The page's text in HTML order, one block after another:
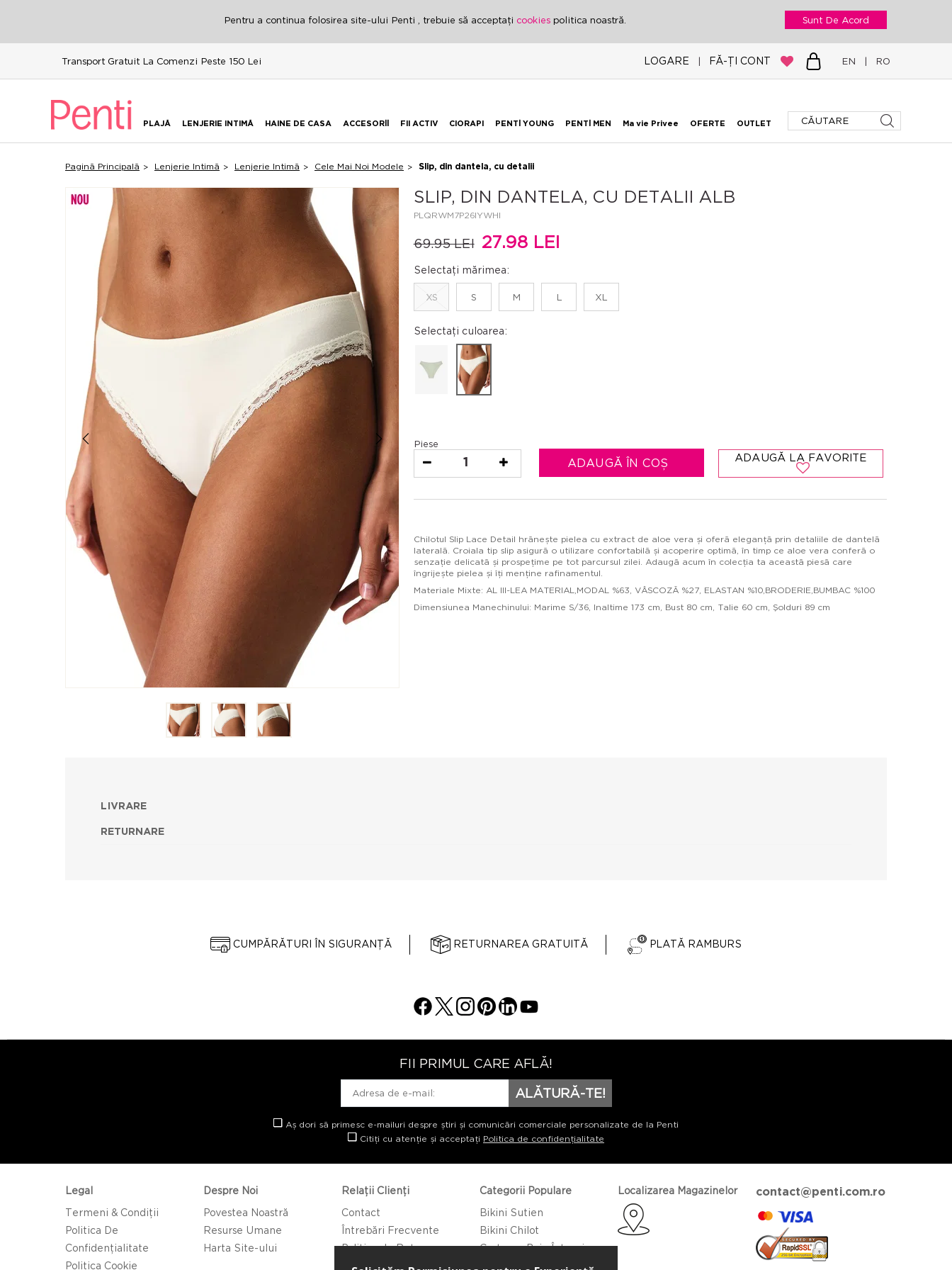
Pentru a continua folosirea site-ului Penti , trebuie să acceptați cookies politica noastră. Sunt De Acord
Transport Gratuit La Comenzi Peste 150 Lei LOGARE | FĂ-ȚI CONT EN | RO
PLAJĂ LENJERIE INTIMĂ HAINE DE CASA ACCESORİİ FII ACTIV CIORAPI PENTİ YOUNG PENTİ MEN Ma vie Privee OFERTE OUTLET
Pagină Principală Lenjerie Intimă Lenjerie Intimă Cele Mai Noi Modele Slip, din dantela, cu detalii
SLIP, DIN DANTELA, CU DETALII ALB
PLQRWM7P26IYWHI
69.95 LEI 27.98 LEI
Selectați mărimea:
XS S M L XL
Selectați culoarea:
Piese
1 ADAUGĂ ÎN COȘ ADAUGĂ LA FAVORITE
Chilotul Slip Lace Detail hrănește pielea cu extract de aloe vera și oferă eleganță prin detaliile de dantelă
laterală. Croiala tip slip asigură o utilizare confortabilă și acoperire optimă, în timp ce aloe vera conferă o
senzație delicată și prospețime pe tot parcursul zilei. Adaugă acum în colecția ta această piesă care
îngrijește pielea și îți menține rafinamentul.
Materiale Mixte: AL III-LEA MATERIAL,MODAL %63, VÂSCOZĂ %27, ELASTAN %10,BRODERIE,BUMBAC %100
Dimensiunea Manechinului: Marime S/36, Inaltime 173 cm, Bust 80 cm, Talie 60 cm, Şolduri 89 cm
LIVRARE
RETURNARE
CUMPĂRĂTURI ÎN SIGURANȚĂ RETURNAREA GRATUITĂ PLATĂ RAMBURS
FII PRIMUL CARE AFLĂ!
ALĂTURĂ-TE!
Aș dori să primesc e-mailuri despre știri și comunicări comerciale personalizate de la Penti
Citiți cu atenție și acceptați Politica de confidențialitate
Legal
Termeni & Condiții
Politica De
Confidențialitate
Politica Cookie
Despre Noi
Povestea Noastră
Resurse Umane
Harta Site-ului
Relații Clienți
Contact
Întrebări Frecvente
Politica de Returnare
Categorii Populare
Bikini Sutien
Bikini Chilot
Costume Baie Întregi
Caftan/Pareo
Localizarea Magazinelor contact@penti.com.ro